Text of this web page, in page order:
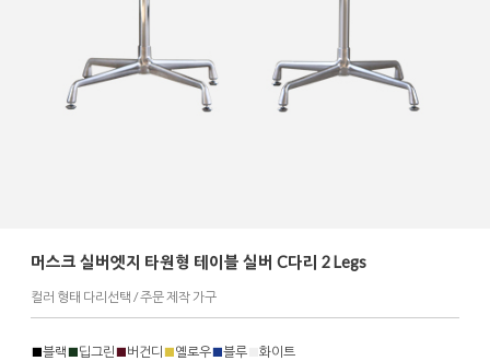
머스크 실버엣지 타원형 테이블 실버 C다리 2 Legs
컬러 형태 다리선택 / 주문 제작 가구
■블랙■딥그린■버건디 ■옐로우■블루 화이트